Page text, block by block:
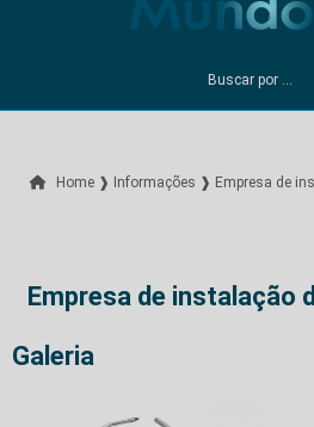
Home ❱ Informações ❱ Empresa de
Empresa de instalação
Galeria